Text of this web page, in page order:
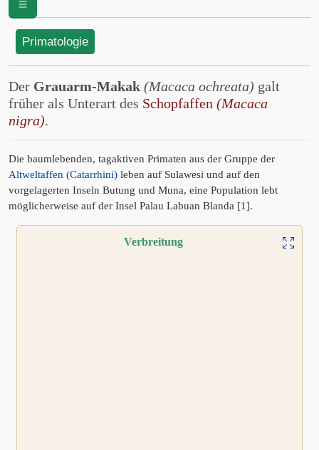
Primatologie
Der Grauarm-Makak (Macaca ochreata) galt
früher als Unterart des Schopfaffen (Macaca
nigra).
Die baumlebenden, tagaktiven Primaten aus der Gruppe der
Altweltaffen (Catarrhini) leben auf Sulawesi und auf den
vorgelagerten Inseln Butung und Muna, eine Population lebt
möglicherweise auf der Insel Palau Labuan Blanda [1].
Verbreitung